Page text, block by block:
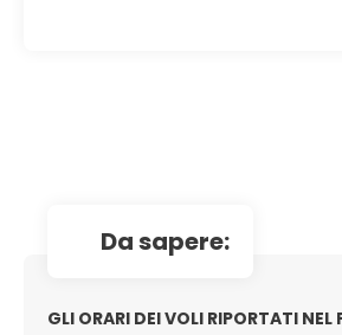
da sapere:
GLI ORARI DEI VOLI RIPORTATI